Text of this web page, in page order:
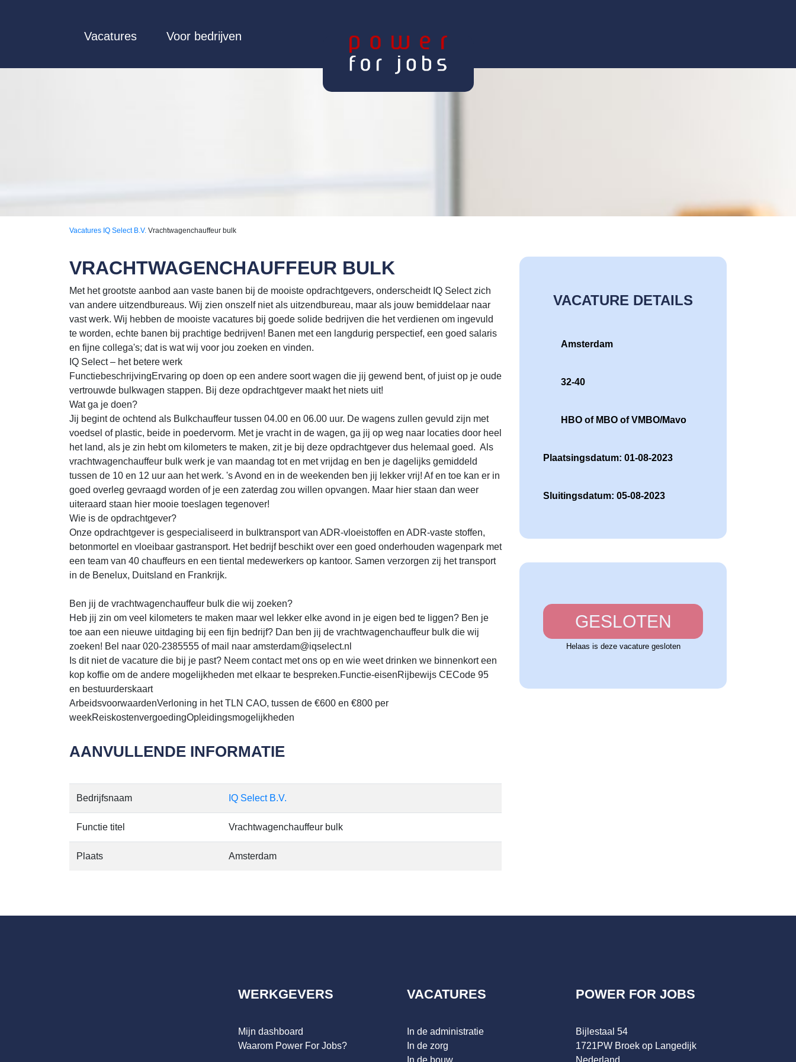
Vacatures Voor bedrijven
Vacatures IQ Select B.V. Vrachtwagenchauffeur bulk
VRACHTWAGENCHAUFFEUR BULK
Met het grootste aanbod aan vaste banen bij de mooiste opdrachtgevers, onderscheidt IQ Select zich
van andere uitzendbureaus. Wij zien onszelf niet als uitzendbureau, maar als jouw bemiddelaar naar
vast werk. Wij hebben de mooiste vacatures bij goede solide bedrijven die het verdienen om ingevuld
te worden, echte banen bij prachtige bedrijven! Banen met een langdurig perspectief, een goed salaris
en fijne collega's; dat is wat wij voor jou zoeken en vinden.
IQ Select – het betere werk
FunctiebeschrijvingErvaring op doen op een andere soort wagen die jij gewend bent, of juist op je oude
vertrouwde bulkwagen stappen. Bij deze opdrachtgever maakt het niets uit!
Wat ga je doen?
Jij begint de ochtend als Bulkchauffeur tussen 04.00 en 06.00 uur. De wagens zullen gevuld zijn met
voedsel of plastic, beide in poedervorm. Met je vracht in de wagen, ga jij op weg naar locaties door heel
het land, als je zin hebt om kilometers te maken, zit je bij deze opdrachtgever dus helemaal goed. Als
vrachtwagenchauffeur bulk werk je van maandag tot en met vrijdag en ben je dagelijks gemiddeld
tussen de 10 en 12 uur aan het werk. 's Avond en in de weekenden ben jij lekker vrij! Af en toe kan er in
goed overleg gevraagd worden of je een zaterdag zou willen opvangen. Maar hier staan dan weer
uiteraard staan hier mooie toeslagen tegenover!
Wie is de opdrachtgever?
Onze opdrachtgever is gespecialiseerd in bulktransport van ADR-vloeistoffen en ADR-vaste stoffen,
betonmortel en vloeibaar gastransport. Het bedrijf beschikt over een goed onderhouden wagenpark met
een team van 40 chauffeurs en een tiental medewerkers op kantoor. Samen verzorgen zij het transport
in de Benelux, Duitsland en Frankrijk.
Ben jij de vrachtwagenchauffeur bulk die wij zoeken?
Heb jij zin om veel kilometers te maken maar wel lekker elke avond in je eigen bed te liggen? Ben je
toe aan een nieuwe uitdaging bij een fijn bedrijf? Dan ben jij de vrachtwagenchauffeur bulk die wij
zoeken! Bel naar 020-2385555 of mail naar amsterdam@iqselect.nl
Is dit niet de vacature die bij je past? Neem contact met ons op en wie weet drinken we binnenkort een
kop koffie om de andere mogelijkheden met elkaar te bespreken.Functie-eisenRijbewijs CECode 95
en bestuurderskaart
ArbeidsvoorwaardenVerloning in het TLN CAO, tussen de €600 en €800 per
weekReiskostenvergoedingOpleidingsmogelijkheden
AANVULLENDE INFORMATIE
Bedrijfsnaam IQ Select B.V.
Functie titel Vrachtwagenchauffeur bulk
Plaats Amsterdam
VACATURE DETAILS
Amsterdam
32-40
HBO of MBO of VMBO/Mavo
Plaatsingsdatum: 01-08-2023
Sluitingsdatum: 05-08-2023
GESLOTEN
Helaas is deze vacature gesloten
WERKGEVERS
Mijn dashboard
Waarom Power For Jobs?
VACATURES
In de administratie
In de zorg
In de bouw
POWER FOR JOBS
Bijlestaal 54
1721PW Broek op Langedijk
Nederland